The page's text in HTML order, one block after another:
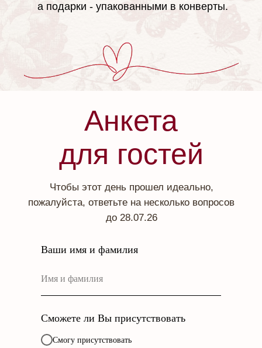
а подарки - упакованными в конверты.
Анкета
для гостей
Чтобы этот день прошел идеально,
пожалуйста, ответьте на несколько вопросов
до 28.07.26
Ваши имя и фамилия
Сможете ли Вы присутствовать
Смогу присутствовать